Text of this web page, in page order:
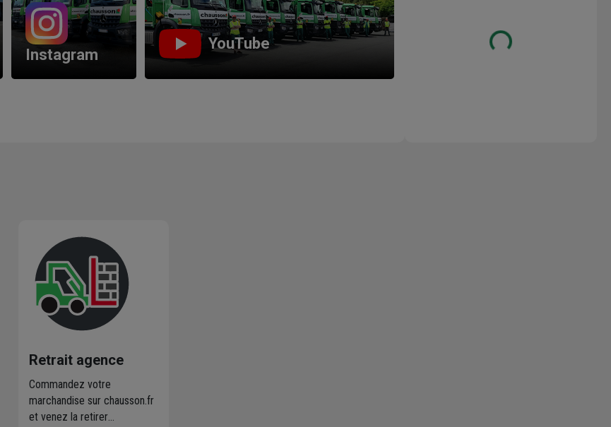
Instagram
YouTube Loading...
Retrait agence
Commandez votre
marchandise sur chausson.fr
et venez la retirer